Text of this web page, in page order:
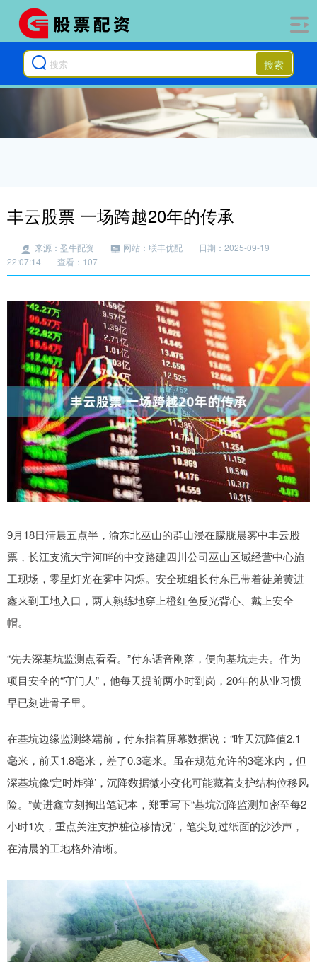
搜索
丰云股票 一场跨越20年的传承
来源：盈牛配资 网站：联丰优配
日期：2025-09-19
22:07:14
查看：107
9月18日清晨五点半，渝东北巫山的群山浸在朦胧晨雾中丰云股
票，长江支流大宁河畔的中交路建四川公司巫山区域经营中心施
工现场，零星灯光在雾中闪烁。安全班组长付东已带着徒弟黄进
鑫来到工地入口，两人熟练地穿上橙红色反光背心、戴上安全
帽。
“先去深基坑监测点看看。”付东话音刚落，便向基坑走去。作为
项目安全的“守门人”，他每天提前两小时到岗，20年的从业习惯
早已刻进骨子里。
在基坑边缘监测终端前，付东指着屏幕数据说：“昨天沉降值2.1
毫米，前天1.8毫米，差了0.3毫米。虽在规范允许的3毫米内，但
深基坑像‘定时炸弹’，沉降数据微小变化可能藏着支护结构位移风
险。”黄进鑫立刻掏出笔记本，郑重写下“基坑沉降监测加密至每2
小时1次，重点关注支护桩位移情况”，笔尖划过纸面的沙沙声，
在清晨的工地格外清晰。